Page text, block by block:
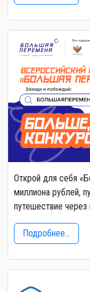
Открой для себя
миллиона рублей,
путешествие
Подробнее...